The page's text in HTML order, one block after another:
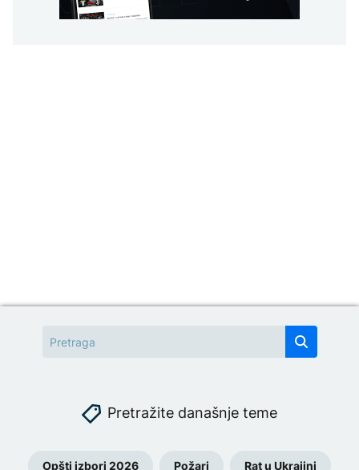
Pretražite današnje teme
Opšti izbori 2026 Požari Rat u Ukrajini